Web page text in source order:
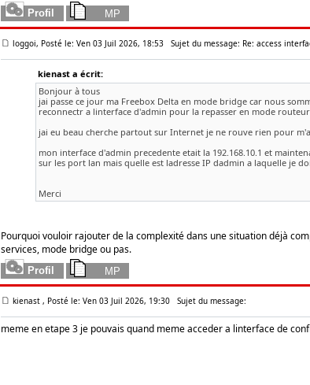
loggoi, Posté le: Ven 03 Juil 2026, 18:53 Sujet du message: Re: access
kienast a écrit:
Bonjour à tous
jai passe ce jour ma Freebox Delta en mode bridge car nous
reconnectr a linterface d'admin pour la repasser en mode routeur
jai eu beau cherche partout sur Internet je ne rouve rien pour
mon interface d'admin precedente etait la 192.168.10.1 et
sur les port lan mais quelle est ladresse IP dadmin a laquelle je
Merci
Pourquoi vouloir rajouter de la complexité dans une situation déjà
services, mode bridge ou pas.
kienast , Posté le: Ven 03 Juil 2026, 19:30 Sujet du message:
meme en etape 3 je pouvais quand meme acceder a linterface de